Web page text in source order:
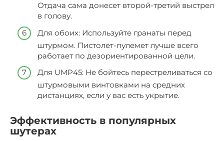
Отдача сама донесет второй-третий выстрел
в голову.
Для обоих: Используйте гранаты перед
штурмом. Пистолет-пулемет лучше всего
работает по дезориентированной цели.
Для UMP45: Не бойтесь перестреливаться со
штурмовыми винтовками на средних
дистанциях, если у вас есть укрытие.
Эффективность в популярных
шутерах